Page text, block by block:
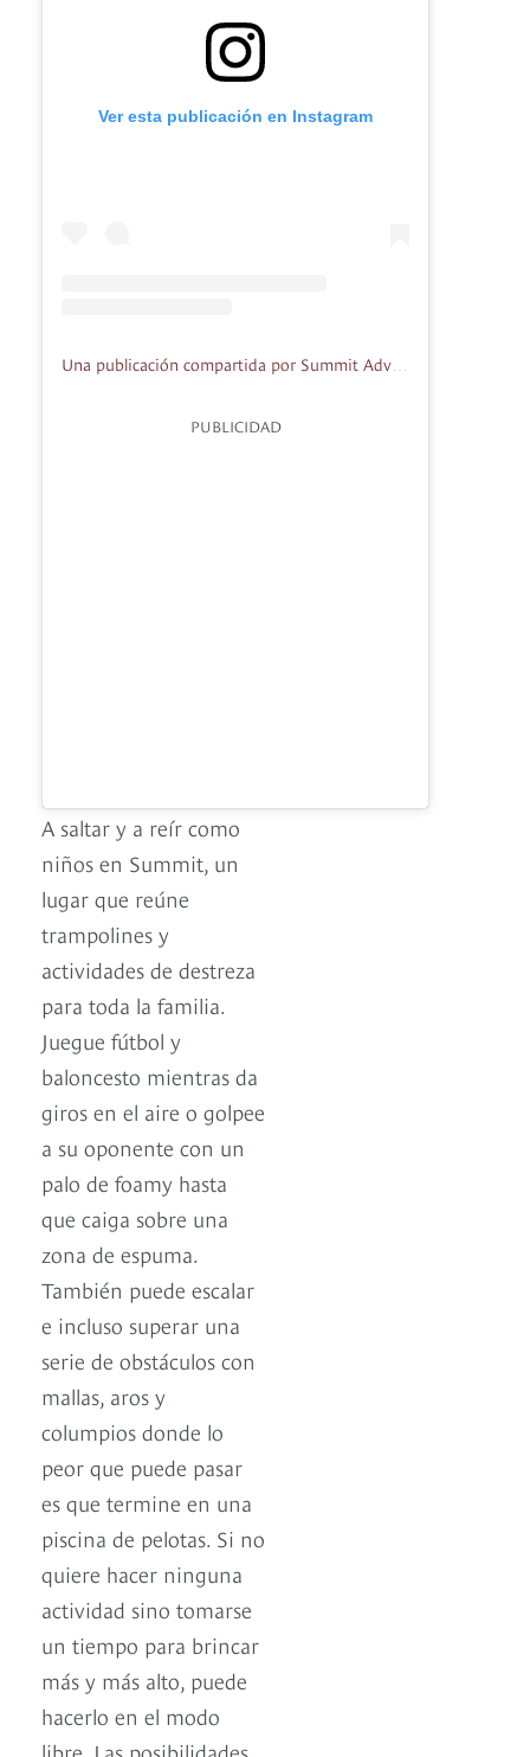
Ver esta publicación en Instagram
PUBLICIDAD
A saltar y a reír como
niños en Summit, un
lugar que reúne
trampolines y
actividades de destreza
para toda la familia.
Juegue fútbol y
baloncesto mientras da
giros en el aire o golpee
a su oponente con un
palo de foamy hasta
que caiga sobre una
zona de espuma.
También puede escalar
e incluso superar una
serie de obstáculos con
mallas, aros y
columpios donde lo
peor que puede pasar
es que termine en una
piscina de pelotas. Si no
quiere hacer ninguna
actividad sino tomarse
un tiempo para brincar
más y más alto, puede
hacerlo en el modo
libre. Las posibilidades